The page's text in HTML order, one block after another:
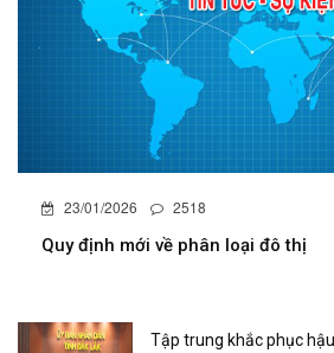
23/01/2026 2518
Quy định mới về phân loại đô thị
Tập trung khắc phục